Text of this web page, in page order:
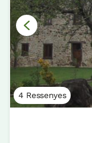
4 Ressenyes